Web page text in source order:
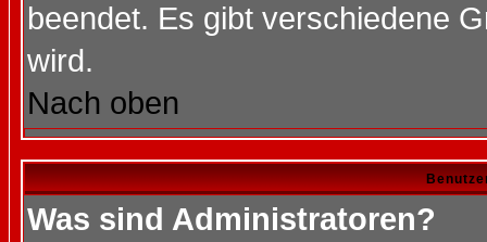
beendet. Es gibt verschiedene
wird.
Nach oben
Was sind Administratoren?